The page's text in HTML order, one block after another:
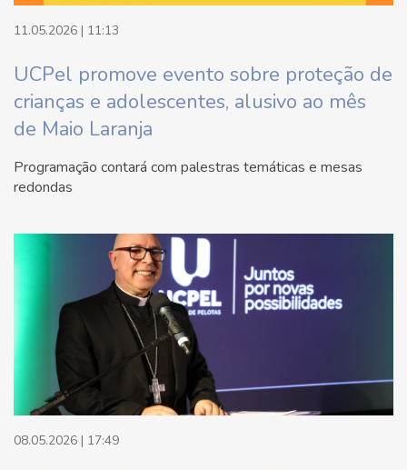
11.05.2026 | 11:13
UCPel promove evento sobre proteção de
crianças e adolescentes, alusivo ao mês
de Maio Laranja
Programação contará com palestras temáticas e mesas
redondas
08.05.2026 | 17:49